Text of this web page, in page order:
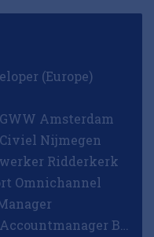
(Europe)
Amsterdam
Nijmegen
Ridderkerk
Omnichannel
Checkpoint Systems Key Accountmanager Benelux